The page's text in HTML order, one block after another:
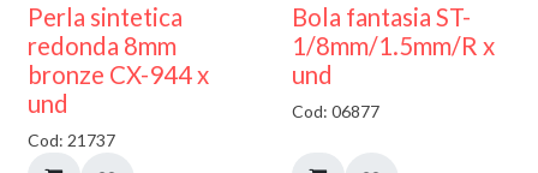
Perla sintetica
redonda 8mm
bronze CX-944 x
und
Cod: 21737
Bola fantasia ST-
1/8mm/1.5mm/R x
und
Cod: 06877